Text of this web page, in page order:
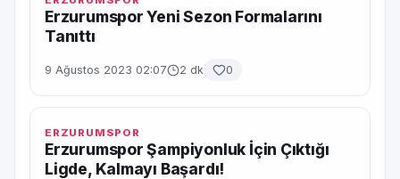
Erzurumspor Yeni Sezon Formalarını
Tanıttı
9 Ağustos 2023 02:07 2 dk 0
ERZURUMSPOR
Erzurumspor Şampiyonluk İçin Çıktığı
Ligde, Kalmayı Başardı!